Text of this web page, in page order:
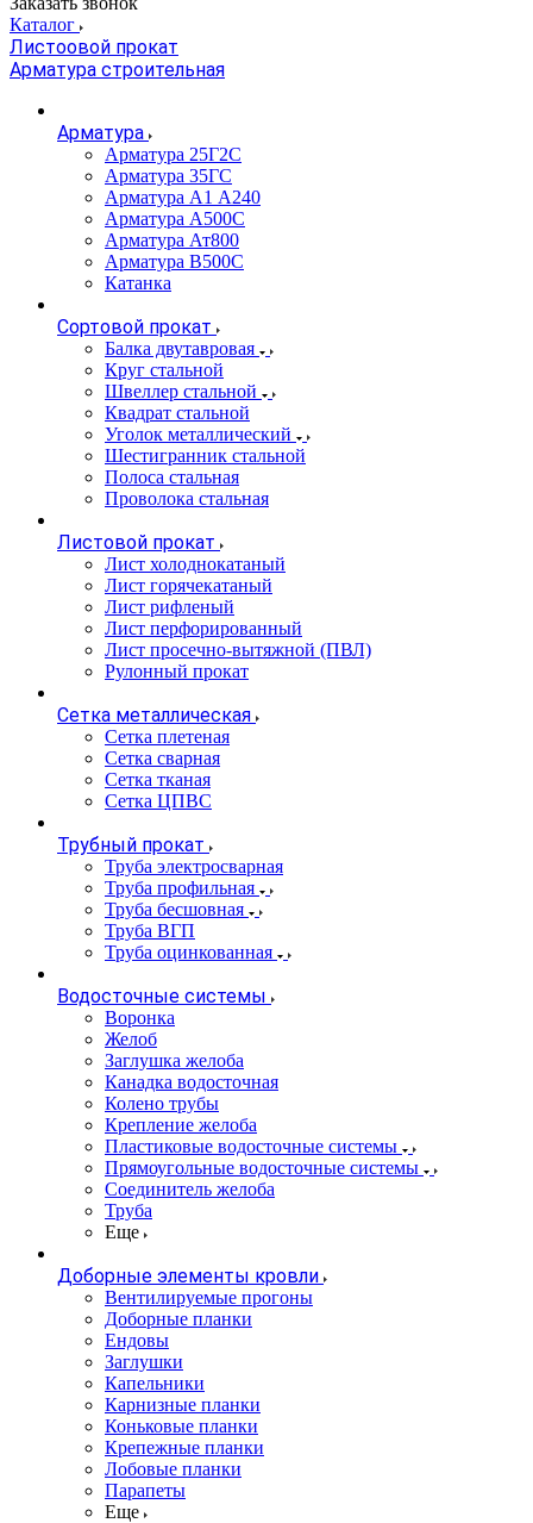
Каталог
Листоовой прокат
Арматура строительная
Арматура
Арматура 25Г2С
Арматура 35ГС
Арматура А1 А240
Арматура А500С
Арматура Ат800
Арматура В500С
Катанка
Сортовой прокат
Балка двутавровая
Круг стальной
Швеллер стальной
Квадрат стальной
Уголок металлический
Шестигранник стальной
Полоса стальная
Проволока стальная
Листовой прокат
Лист холоднокатаный
Лист горячекатаный
Лист рифленый
Лист перфорированный
Лист просечно-вытяжной (ПВЛ)
Рулонный прокат
Сетка металлическая
Сетка плетеная
Сетка сварная
Сетка тканая
Сетка ЦПВС
Трубный прокат
Труба электросварная
Труба профильная
Труба бесшовная
Труба ВГП
Труба оцинкованная
Водосточные системы
Воронка
Желоб
Заглушка желоба
Канадка водосточная
Колено трубы
Крепление желоба
Пластиковые водосточные системы
Прямоугольные водосточные системы
Соединитель желоба
Труба
Еще
Доборные элементы кровли
Вентилируемые прогоны
Доборные планки
Ендовы
Заглушки
Капельники
Карнизные планки
Коньковые планки
Крепежные планки
Лобовые планки
Парапеты
Еще